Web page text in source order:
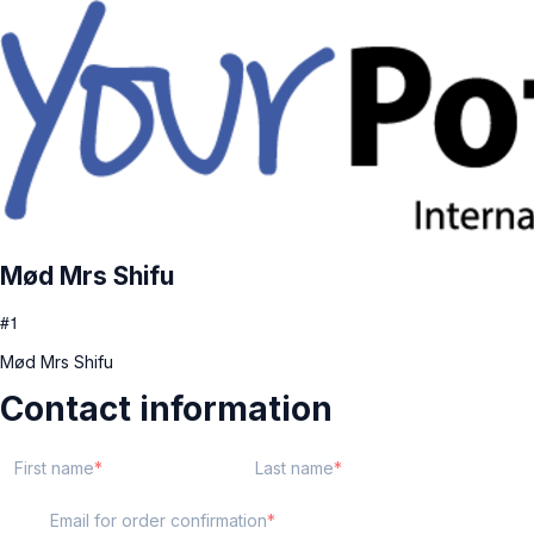
Mød Mrs Shifu
#1
Mød Mrs Shifu
Contact information
First name Last name
Email for order confirmation